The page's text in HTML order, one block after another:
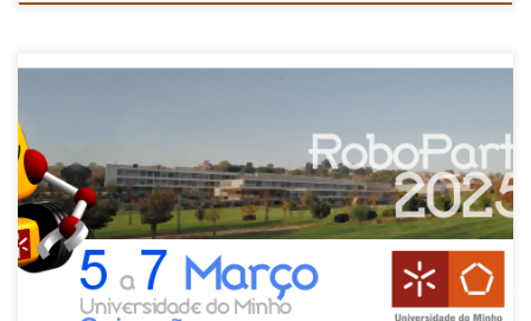
Decorreu nos passados dias 5 a 7 de março na Universidade do Minho, em Guimarães, a 17ª
edição da RoboParty, evento organizado pelo Laboratório de Automação e Robótica da Escola
de Engenharia da Universidade do Minho e pela botnroll.com (spin-off da Universidade do
Minho). Esta edição contou com cerca de […]